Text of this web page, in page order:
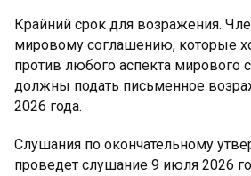
Крайний срок для возражения.
мировому соглашению, которые
против любого аспекта мирового
должны подать письменное
2026 года.
Слушания по окончательному
проведет слушание 9 июля 2026